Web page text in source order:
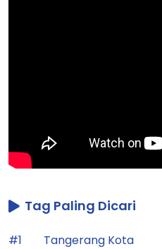
Tag Paling Dicari
#1 Tangerang Kota